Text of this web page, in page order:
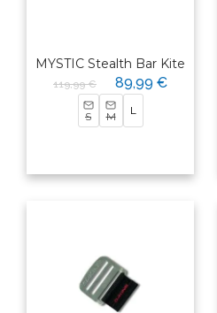
MYSTIC Stealth Bar Kite
119,99 € 89,99 €
S M L